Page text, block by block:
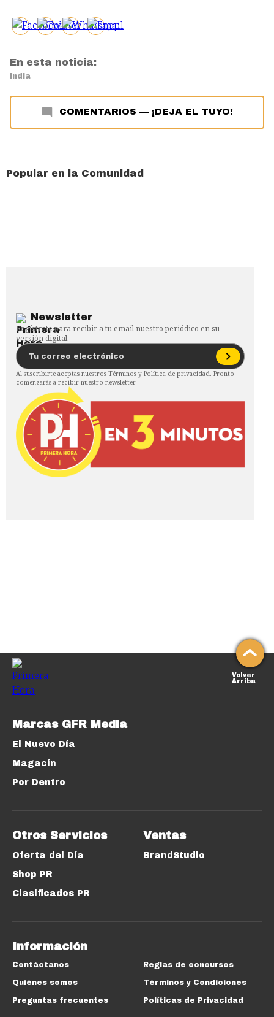
En esta noticia:
India
COMENTARIOS — ¡DEJA EL TUYO!
Popular en la Comunidad
Newsletter
Regístrate para recibir a tu email nuestro periódico en su
versión digital.
Al suscribirte aceptas nuestros Términos y Política de privacidad. Pronto
comenzarás a recibir nuestro newsletter.
Volver
Arriba
Marcas GFR Media
El Nuevo Día
Magacín
Por Dentro
Otros Servicios
Oferta del Día
Shop PR
Clasificados PR
Ventas
BrandStudio
Información
Contáctanos
Quiénes somos
Preguntas frecuentes
Reglas de concursos
Términos y Condiciones
Políticas de Privacidad